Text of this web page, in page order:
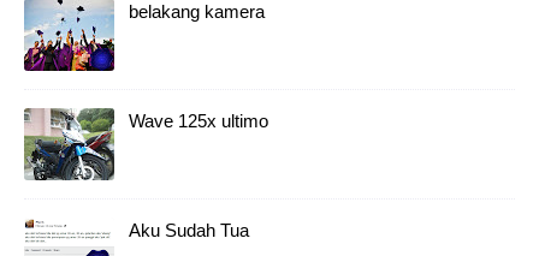
belakang kamera
Wave 125x ultimo
Aku Sudah Tua